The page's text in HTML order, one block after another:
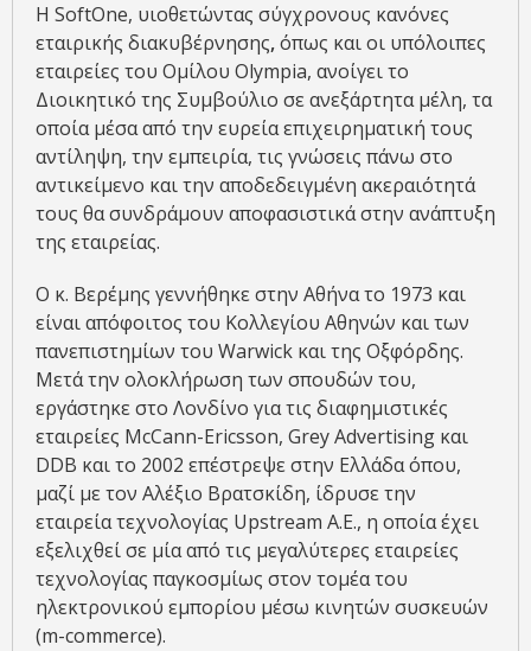
Η SoftOne, υιοθετώντας σύγχρονους κανόνες
εταιρικής διακυβέρνησης,όπως και οι υπόλοιπες
εταιρείες του Ομίλου Olympia, ανοίγει το
Διοικητικό της Συμβούλιο σε ανεξάρτητα μέλη, τα
οποία μέσα από την ευρεία επιχειρηματική τους
αντίληψη, την εμπειρία, τις γνώσεις πάνω στο
αντικείμενο και την αποδεδειγμένη ακεραιότητά
τους θα συνδράμουν αποφασιστικά στην ανάπτυξη
της εταιρείας.
Ο κ. Βερέμης γεννήθηκε στην Αθήνα το 1973 και
είναι απόφοιτος του Κολλεγίου Αθηνών και των
πανεπιστημίων του Warwick και της Οξφόρδης.
Μετά την ολοκλήρωση των σπουδών του,
εργάστηκε στο Λονδίνο για τις διαφημιστικές
εταιρείες McCann-Ericsson, Grey Advertising και
DDB και το 2002 επέστρεψε στην Ελλάδα όπου,
μαζί με τον Αλέξιο Βρατσκίδη, ίδρυσε την
εταιρεία τεχνολογίας Upstream Α.Ε., η οποία έχει
εξελιχθεί σε μία από τις μεγαλύτερες εταιρείες
τεχνολογίας παγκοσμίως στον τομέα του
ηλεκτρονικού εμπορίου μέσω κινητών συσκευών
(m-commerce).